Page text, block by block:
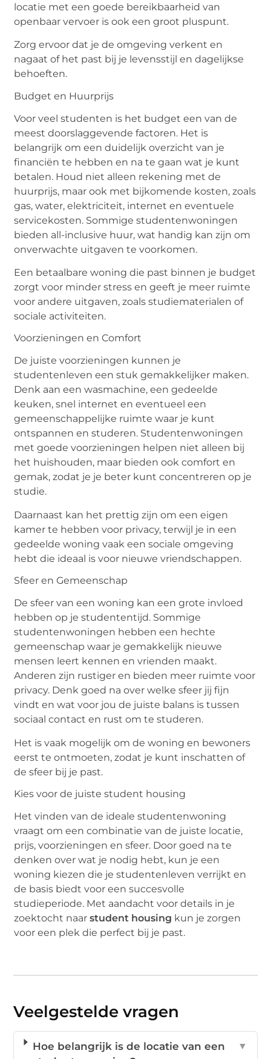
locatie met een goede bereikbaarheid van
openbaar vervoer is ook een groot pluspunt.
Zorg ervoor dat je de omgeving verkent en
nagaat of het past bij je levensstijl en dagelijkse
behoeften.
Budget en Huurprijs
Voor veel studenten is het budget een van de
meest doorslaggevende factoren. Het is
belangrijk om een duidelijk overzicht van je
financiën te hebben en na te gaan wat je kunt
betalen. Houd niet alleen rekening met de
huurprijs, maar ook met bijkomende kosten, zoals
gas, water, elektriciteit, internet en eventuele
servicekosten. Sommige studentenwoningen
bieden all-inclusive huur, wat handig kan zijn om
onverwachte uitgaven te voorkomen.
Een betaalbare woning die past binnen je budget
zorgt voor minder stress en geeft je meer ruimte
voor andere uitgaven, zoals studiematerialen of
sociale activiteiten.
Voorzieningen en Comfort
De juiste voorzieningen kunnen je
studentenleven een stuk gemakkelijker maken.
Denk aan een wasmachine, een gedeelde
keuken, snel internet en eventueel een
gemeenschappelijke ruimte waar je kunt
ontspannen en studeren. Studentenwoningen
met goede voorzieningen helpen niet alleen bij
het huishouden, maar bieden ook comfort en
gemak, zodat je je beter kunt concentreren op je
studie.
Daarnaast kan het prettig zijn om een eigen
kamer te hebben voor privacy, terwijl je in een
gedeelde woning vaak een sociale omgeving
hebt die ideaal is voor nieuwe vriendschappen.
Sfeer en Gemeenschap
De sfeer van een woning kan een grote invloed
hebben op je studententijd. Sommige
studentenwoningen hebben een hechte
gemeenschap waar je gemakkelijk nieuwe
mensen leert kennen en vrienden maakt.
Anderen zijn rustiger en bieden meer ruimte voor
privacy. Denk goed na over welke sfeer jij fijn
vindt en wat voor jou de juiste balans is tussen
sociaal contact en rust om te studeren.
Het is vaak mogelijk om de woning en bewoners
eerst te ontmoeten, zodat je kunt inschatten of
de sfeer bij je past.
Kies voor de juiste student housing
Het vinden van de ideale studentenwoning
vraagt om een combinatie van de juiste locatie,
prijs, voorzieningen en sfeer. Door goed na te
denken over wat je nodig hebt, kun je een
woning kiezen die je studentenleven verrijkt en
de basis biedt voor een succesvolle
studieperiode. Met aandacht voor details in je
zoektocht naarstudent housing kun je zorgen
voor een plek die perfect bij je past.
Veelgestelde vragen
Hoe belangrijk is de locatie van een
▼